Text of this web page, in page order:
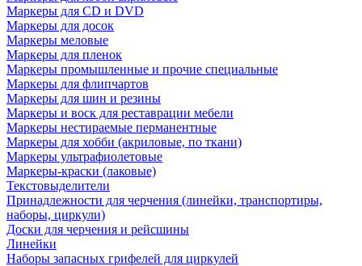
Маркеры для CD и DVD
Маркеры для досок
Маркеры меловые
Маркеры для пленок
Маркеры промышленные и прочие специальные
Маркеры для флипчартов
Маркеры для шин и резины
Маркеры и воск для реставрации мебели
Маркеры нестираемые перманентные
Маркеры для хобби (акриловые, по ткани)
Маркеры ультрафиолетовые
Маркеры-краски (лаковые)
Текстовыделители
Принадлежности для черчения (линейки, транспортиры,
наборы, циркули)
Доски для черчения и рейсшины
Линейки
Наборы запасных грифелей для циркулей